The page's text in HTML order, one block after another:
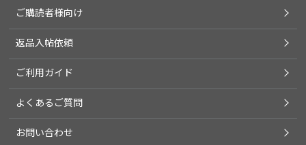
ご購読者様向け
返品入帖依頼
ご利用ガイド
よくあるご質問
お問い合わせ